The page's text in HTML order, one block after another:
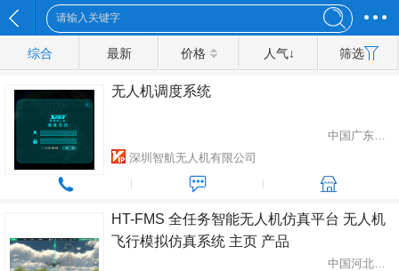
综合 最新 价格 人气↓ 筛选
无人机调度系统
中国广东省深圳市
深圳智航无人机有限公司
HT-FMS 全任务智能无人机仿真平台 无人机
飞行模拟仿真系统 主页 产品
中国河北省石家庄市